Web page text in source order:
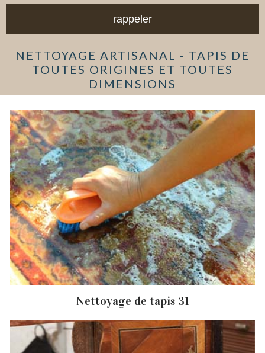
NETTOYAGE ARTISANAL - TAPIS DE
TOUTES ORIGINES ET TOUTES
DIMENSIONS
Nettoyage de tapis 31